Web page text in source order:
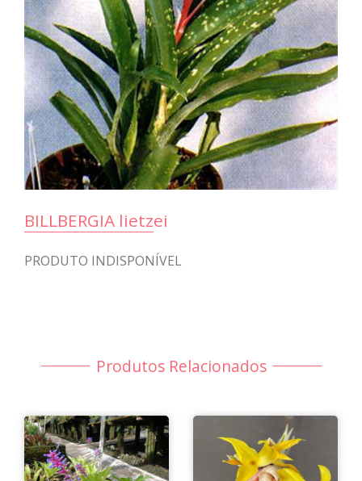
BILLBERGIA lietzei
PRODUTO INDISPONÍVEL
Produtos Relacionados